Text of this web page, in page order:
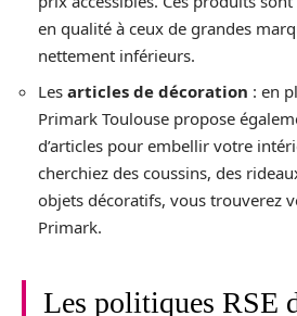
en qualité à ceux de grandes
nettement inférieurs.
Les articles de décoration : en
Primark Toulouse propose
d’articles pour embellir votre
cherchiez des coussins, des
objets décoratifs, vous trouverez
Primark.
Les politiques RSE